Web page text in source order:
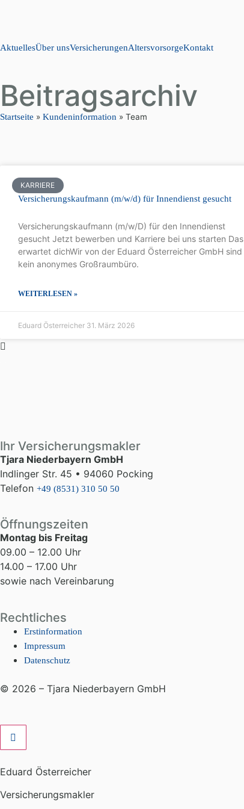
AktuellesÜber unsVersicherungenAltersvorsorgeKontakt
Beitragsarchiv
Startseite » Kundeninformation » Team
KARRIERE
Versicherungskaufmann (m/w/d) für Innendienst gesucht
Versicherungskaufmann (m/w/D) für den Innendienst
gesucht Jetzt bewerben und Karriere bei uns starten Das
erwartet dichWir von der Eduard Österreicher GmbH sind
kein anonymes Großraumbüro.
WEITERLESEN »
Eduard Österreicher 31. März 2026
Ihr Versicherungsmakler
Tjara Niederbayern GmbH
Indlinger Str. 45 • 94060 Pocking
Telefon +49 (8531) 310 50 50
Öffnungszeiten
Montag bis Freitag
09.00 – 12.00 Uhr
14.00 – 17.00 Uhr
sowie nach Vereinbarung
Rechtliches
Erstinformation
Impressum
Datenschutz
© 2026 – Tjara Niederbayern GmbH
Eduard Österreicher
Versicherungsmakler